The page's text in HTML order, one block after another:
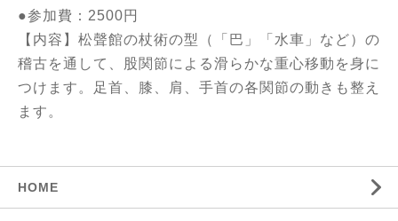
●参加費：2500円
【内容】松聲館の杖術の型（「巴」「水車」など）の
稽古を通して、股関節による滑らかな重心移動を身に
つけます。足首、膝、肩、手首の各関節の動きも整え
ます。
HOME